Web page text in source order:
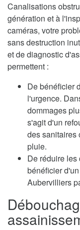
Canalisations
génération et à
caméras, votre
sans destruction
et de diagnostic
permettent :
De bénéficier
l'urgence.
dommages
s'agit d'un
des sanitaires
pluie.
De réduire les
bénéficier
Aubervilliers